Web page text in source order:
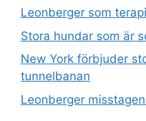
Leonberger som
Stora hundar som är
New York förbjuder
tunnelbanan
Leonberger